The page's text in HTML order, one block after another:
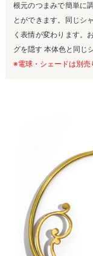
根元のつまみで簡単に
とができます。同じシ
く表情が変わります。
グを隠す 本体色と同じ
※電球・シェードは別売